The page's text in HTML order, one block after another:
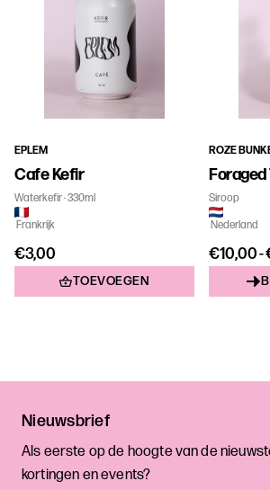
EPLEM
Cafe Kefir
Waterkefir 330ml
Frankrijk
€3,00
TOEVOEGEN
ROZE
Foraged
Siroop
Nederland
€10,00 -
Nieuwsbrief
Als eerste op de hoogte van de
kortingen en events?